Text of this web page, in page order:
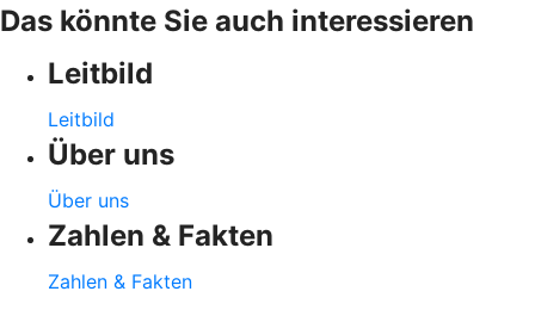
Das könnte Sie auch interessieren
Leitbild
Leitbild
Über uns
Über uns
Zahlen & Fakten
Zahlen & Fakten